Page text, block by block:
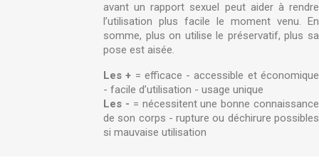
avant un rapport sexuel peut aider à rendre
l’utilisation plus facile le moment venu. En
somme, plus on utilise le préservatif, plus sa
pose est aisée.
Les + = efficace - accessible et économique
- facile d’utilisation - usage unique
Les - = nécessitent une bonne connaissance
de son corps - rupture ou déchirure possibles
si mauvaise utilisation